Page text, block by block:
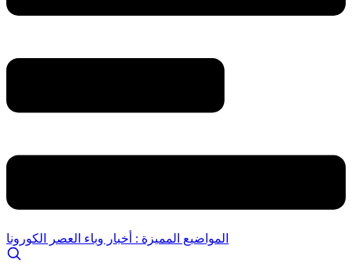
المواضيع المميزة : أخبار وباء العصر الكورونا